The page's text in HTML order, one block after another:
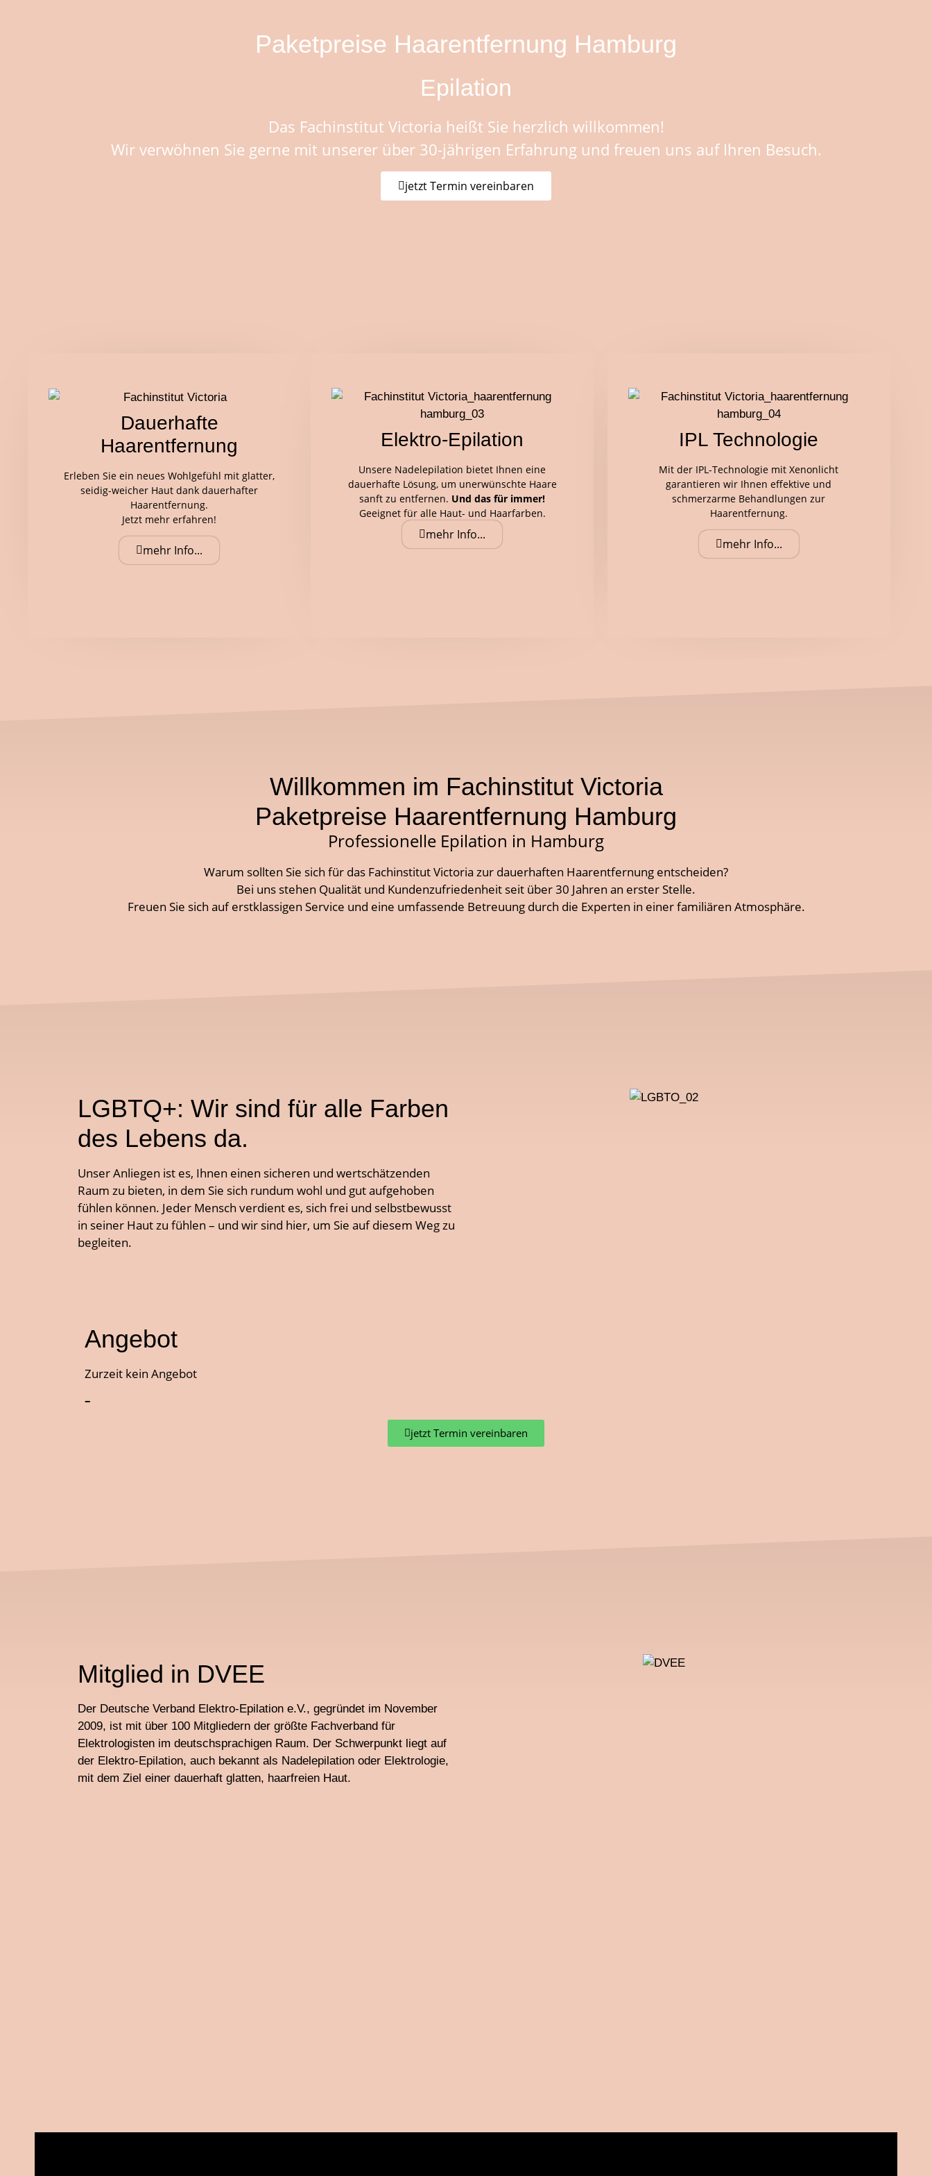
Paketpreise Haarentfernung Hamburg
Epilation
Das Fachinstitut Victoria heißt Sie herzlich willkommen!
Wir verwöhnen Sie gerne mit unserer über 30-jährigen Erfahrung und freuen uns auf Ihren Besuch.
jetzt Termin vereinbaren
Dauerhafte
Haarentfernung
Erleben Sie ein neues Wohlgefühl mit glatter,
seidig-weicher Haut dank dauerhafter
Haarentfernung.
Jetzt mehr erfahren!
mehr Info...
Elektro-Epilation
Unsere Nadelepilation bietet Ihnen eine
dauerhafte Lösung, um unerwünschte Haare
sanft zu entfernen. Und das für immer!
Geeignet für alle Haut- und Haarfarben.
mehr Info...
IPL Technologie
Mit der IPL-Technologie mit Xenonlicht
garantieren wir Ihnen effektive und
schmerzarme Behandlungen zur
Haarentfernung.
mehr Info...
Willkommen im Fachinstitut Victoria
Paketpreise Haarentfernung Hamburg
Professionelle Epilation in Hamburg
Warum sollten Sie sich für das Fachinstitut Victoria zur dauerhaften Haarentfernung entscheiden?
Bei uns stehen Qualität und Kundenzufriedenheit seit über 30 Jahren an erster Stelle.
Freuen Sie sich auf erstklassigen Service und eine umfassende Betreuung durch die Experten in einer familiären Atmosphäre.
LGBTQ+: Wir sind für alle Farben
des Lebens da.
Unser Anliegen ist es, Ihnen einen sicheren und wertschätzenden
Raum zu bieten, in dem Sie sich rundum wohl und gut aufgehoben
fühlen können. Jeder Mensch verdient es, sich frei und selbstbewusst
in seiner Haut zu fühlen – und wir sind hier, um Sie auf diesem Weg zu
begleiten.
Angebot
Zurzeit kein Angebot
–
jetzt Termin vereinbaren
Mitglied in DVEE
Der Deutsche Verband Elektro-Epilation e.V., gegründet im November
2009, ist mit über 100 Mitgliedern der größte Fachverband für
Elektrologisten im deutschsprachigen Raum. Der Schwerpunkt liegt auf
der Elektro-Epilation, auch bekannt als Nadelepilation oder Elektrologie,
mit dem Ziel einer dauerhaft glatten, haarfreien Haut.